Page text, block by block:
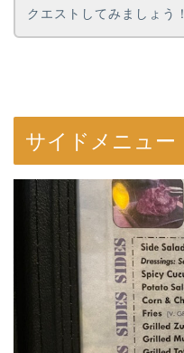
クエストしてみましょう！
サイドメニュー